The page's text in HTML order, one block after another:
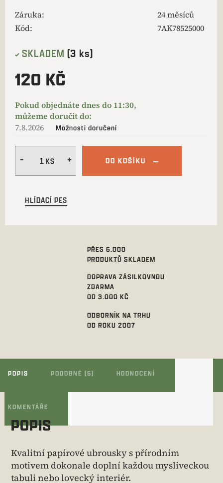
Záruka:
24 měsíců
Kód:
7AK78525000
SKLADEM (3 ks)
120 KČ
7.8.2026 Možnosti doručení
DO KOŠÍKU
HLÍDACÍ PES
PŘES 6.000
PRODUKTŮ SKLADEM
DOPRAVA ZÁSILKOVNOU
ZDARMA
OD 3.000 KČ
ODBORNÍK NA TRHU
OD ROKU 2007
POPIS PODOBNÉ (5) HODNOCENÍ
KOMENTÁŘE
POPIS
Kvalitní papírové ubrousky s přírodním
motivem dokonale doplní každou mysliveckou
tabuli nebo lovecký interiér.